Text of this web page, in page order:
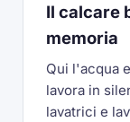
Il calcare
memoria
Qui l'acqua
lavora in
lavatrici e